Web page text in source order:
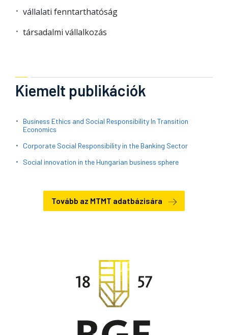
vállalati fenntarthatóság
társadalmi vállalkozás
Kiemelt publikációk
Business Ethics and Social Responsibility In Transition
Economics
Corporate Social Responsibility in the Banking Sector
Social innovation in the Hungarian business sphere
Tovább az MTMT adatbázisára